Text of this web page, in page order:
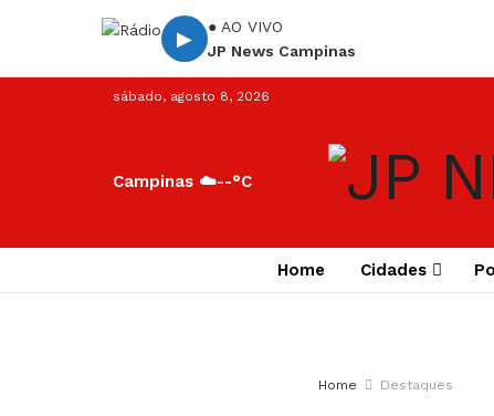
▶
● AO VIVO
JP News Campinas
sábado, agosto 8, 2026
Campinas ☁️--°C
Home Cidades
Home Destaques